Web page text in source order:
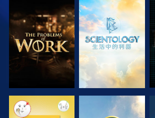
探索系列節目 探索系列節目